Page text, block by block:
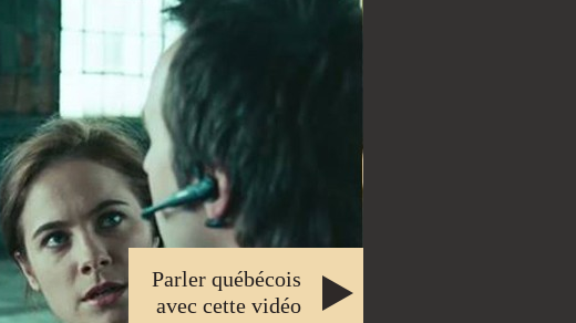
Parler québécois
avec cette vidéo